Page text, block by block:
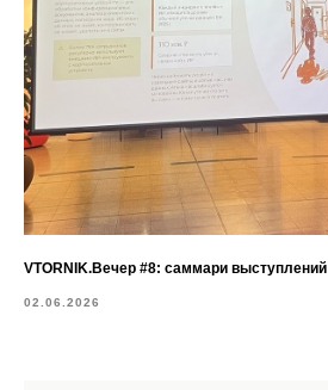
VTORNIK.Вечер #8: саммари выступлений
02.06.2026